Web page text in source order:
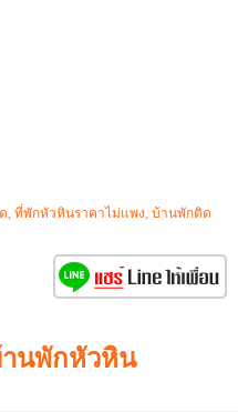
, ที่พักหัวหินราคาไม่แพง, บ้านพักติด
นพักหัวหิน